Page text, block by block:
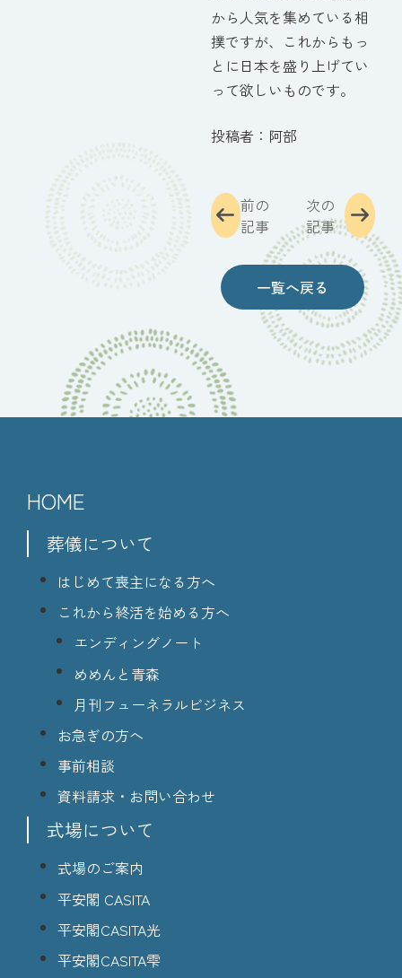
から人気を集めている相
撲ですが、これからもっ
とに日本を盛り上げてい
って欲しいものです。
投稿者：阿部
前の
記事
一覧へ戻る
次の
記事
HOME
葬儀について
はじめて喪主になる方へ
これから終活を始める方へ
エンディングノート
めめんと青森
月刊フューネラルビジネス
お急ぎの方へ
事前相談
資料請求・お問い合わせ
式場について
式場のご案内
平安閣 CASITA
平安閣CASITA光
平安閣CASITA雫